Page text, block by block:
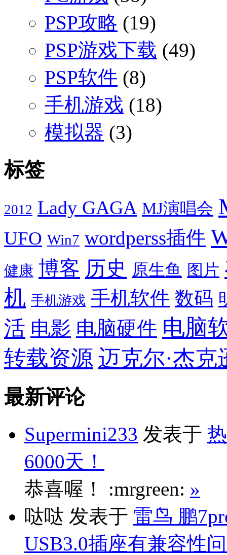
PSP攻略 (19)
PSP游戏下载 (49)
PSP软件 (8)
手机游戏 (18)
模拟器 (3)
标签
2012 Lady GAGA MJ演唱会
UFO Win7 wordperss插件
健康 博客 历史 原生鱼 图片
机 手机游戏 手机软件 数码
活 电影 电脑硬件 电脑
转载资源 迈克尔·杰克
最新评论
Supermini233 发表于
6000天！
恭喜喔！ :mrgreen: »
哒哒 发表于 雷鸟 鹏
USB3.0插座有兼容性